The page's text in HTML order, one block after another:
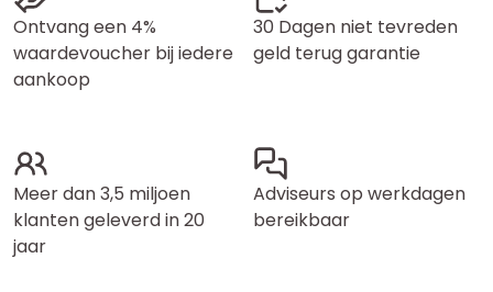
Ontvang een 4%
waardevoucher bij iedere
aankoop
30 Dagen niet tevreden
geld terug garantie
Meer dan 3,5 miljoen
klanten geleverd in 20
jaar
Adviseurs op werkdagen
bereikbaar